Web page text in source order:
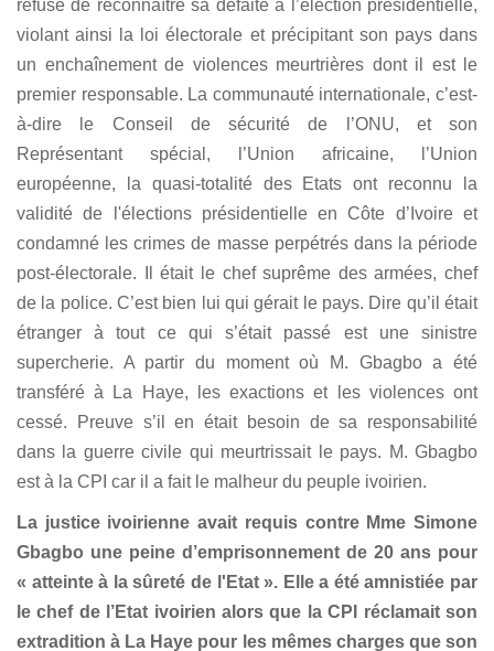
refusé de reconnaître sa défaite à l’élection présidentielle,
violant ainsi la loi électorale et précipitant son pays dans
un enchaînement de violences meurtrières dont il est le
premier responsable. La communauté internationale, c’est-
à-dire le Conseil de sécurité de l’ONU, et son
Représentant spécial, l’Union africaine, l’Union
européenne, la quasi-totalité des Etats ont reconnu la
validité de l'élections présidentielle en Côte d’Ivoire et
condamné les crimes de masse perpétrés dans la période
post-électorale. Il était le chef suprême des armées, chef
de la police. C’est bien lui qui gérait le pays. Dire qu’il était
étranger à tout ce qui s’était passé est une sinistre
supercherie. A partir du moment où M. Gbagbo a été
transféré à La Haye, les exactions et les violences ont
cessé. Preuve s’il en était besoin de sa responsabilité
dans la guerre civile qui meurtrissait le pays. M. Gbagbo
est à la CPI car il a fait le malheur du peuple ivoirien.
La justice ivoirienne avait requis contre Mme Simone
Gbagbo une peine d’emprisonnement de 20 ans pour
« atteinte à la sûreté de l'Etat ». Elle a été amnistiée par
le chef de l’Etat ivoirien alors que la CPI réclamait son
extradition à La Haye pour les mêmes charges que son